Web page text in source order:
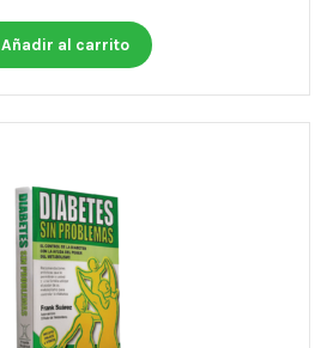
Añadir al carrito